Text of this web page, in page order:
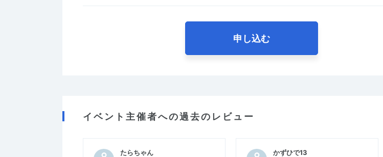
申し込む
イベント主催者への過去のレビュー
たらちゃん かずひで13